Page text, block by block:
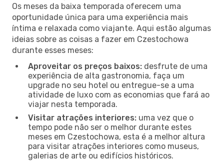
Os meses da baixa temporada oferecem uma
oportunidade única para uma experiência mais
íntima e relaxada como viajante. Aqui estão algumas
ideias sobre as coisas a fazer em Czestochowa
durante esses meses:
Aproveitar os preços baixos: desfrute de uma
experiência de alta gastronomia, faça um
upgrade no seu hotel ou entregue-se a uma
atividade de luxo com as economias que fará ao
viajar nesta temporada.
Visitar atrações interiores: uma vez que o
tempo pode não ser o melhor durante estes
meses em Czestochowa, esta é a melhor altura
para visitar atrações interiores como museus,
galerias de arte ou edifícios históricos.